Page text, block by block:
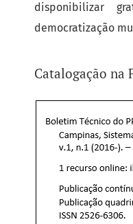
disponibilizar
democratização
Catalogação na